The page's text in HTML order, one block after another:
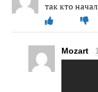
так кто
Mozart